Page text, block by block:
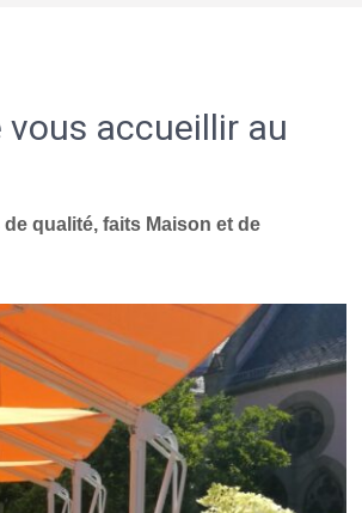
accueillir au
qualité, faits Maison et de